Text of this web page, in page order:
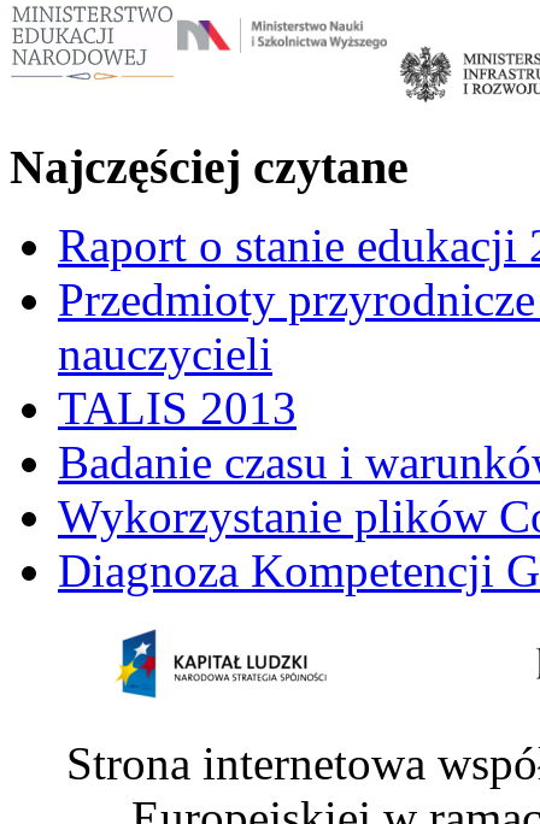
Najczęściej czytane
Raport o stanie edukacji
Przedmioty
nauczycieli
TALIS 2013
Badanie czasu i
Wykorzystanie plików
Diagnoza Kompetencji
Strona internetowa